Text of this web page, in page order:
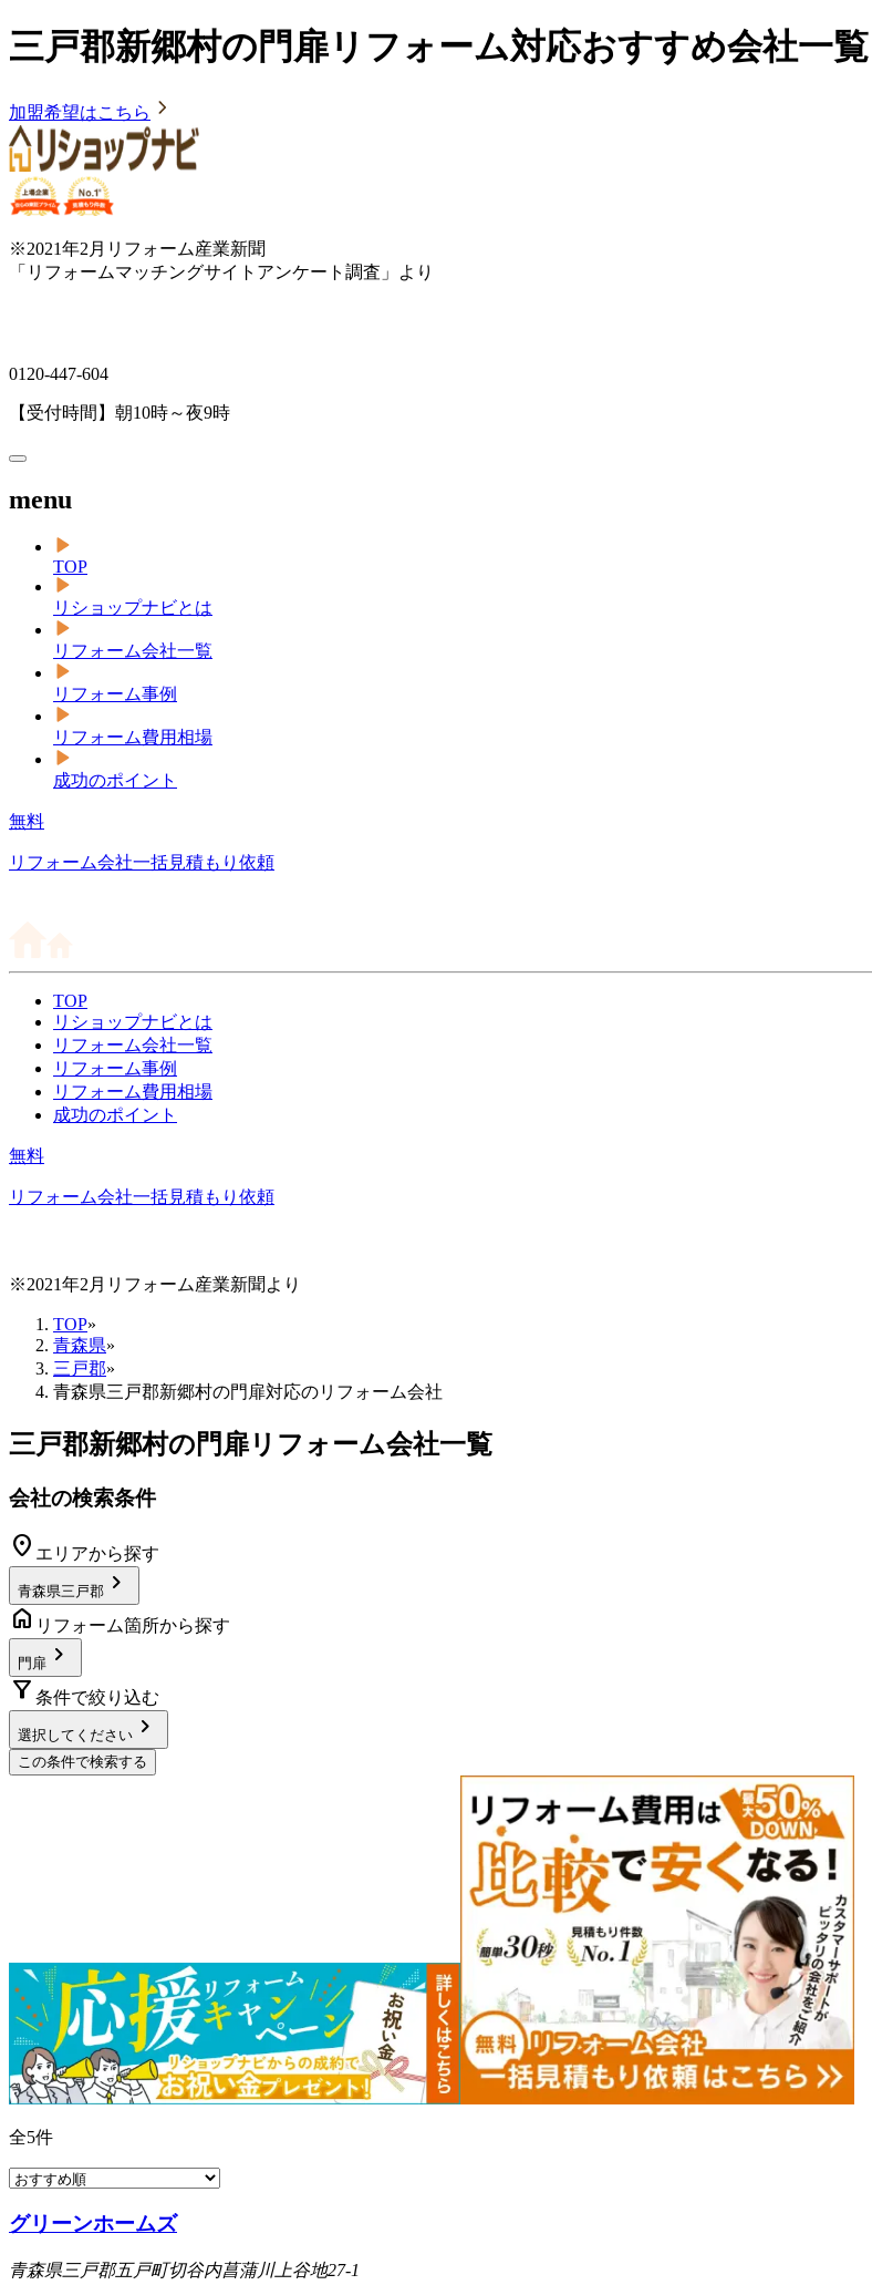
三戸郡新郷村の門扉リフォーム対応おすすめ会社一覧
加盟希望はこちら
※2021年2月リフォーム産業新聞
「リフォームマッチングサイトアンケート調査」より
0120-447-604
【受付時間】朝10時～夜9時
menu
TOP
リショップナビとは
リフォーム会社一覧
リフォーム事例
リフォーム費用相場
成功のポイント
無料
リフォーム会社一括見積もり依頼
TOP
リショップナビとは
リフォーム会社一覧
リフォーム事例
リフォーム費用相場
成功のポイント
無料
リフォーム会社一括見積もり依頼
※2021年2月リフォーム産業新聞より
TOP»
青森県»
三戸郡»
青森県三戸郡新郷村の門扉対応のリフォーム会社
三戸郡新郷村の門扉リフォーム会社一覧
会社の検索条件
location_on エリアから探す
青森県三戸郡 chevron_right
home リフォーム箇所から探す
門扉 chevron_right
filter_alt 条件で絞り込む
選択してください chevron_right
この条件で検索する
全5件
グリーンホームズ
青森県三戸郡五戸町切谷内菖蒲川上谷地27-1